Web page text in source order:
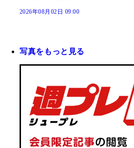
2026年08月02日 09:00
写真をもっと見る